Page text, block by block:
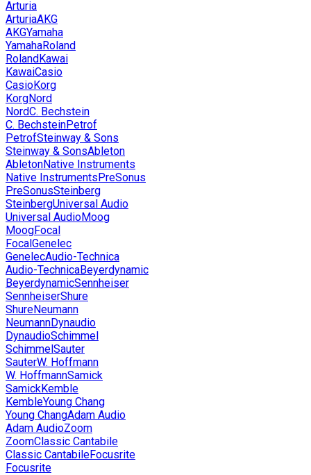
Arturia
ArturiaAKG
AKGYamaha
YamahaRoland
RolandKawai
KawaiCasio
CasioKorg
KorgNord
NordC. Bechstein
C. BechsteinPetrof
PetrofSteinway & Sons
Steinway & SonsAbleton
AbletonNative Instruments
Native InstrumentsPreSonus
PreSonusSteinberg
SteinbergUniversal Audio
Universal AudioMoog
MoogFocal
FocalGenelec
GenelecAudio-Technica
Audio-TechnicaBeyerdynamic
BeyerdynamicSennheiser
SennheiserShure
ShureNeumann
NeumannDynaudio
DynaudioSchimmel
SchimmelSauter
SauterW. Hoffmann
W. HoffmannSamick
SamickKemble
KembleYoung Chang
Young ChangAdam Audio
Adam AudioZoom
ZoomClassic Cantabile
Classic CantabileFocusrite
Focusrite